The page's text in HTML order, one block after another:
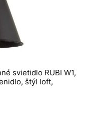
svietidlo RUBI W1,
štýl loft,